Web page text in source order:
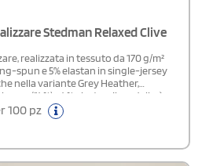
Stedman Relaxed Clive
realizzata in tessuto da 170 g/m²
spun e 5% elastan in single-jersey
nella variante Grey Heather,
(14%) e 4% elastan. Il modello è
colletto sottile e cuciture rinforzate
resistenza. Presenta maniche set-in,
che assicura comfort e
pulito e versatile.Disponibile
100 pz